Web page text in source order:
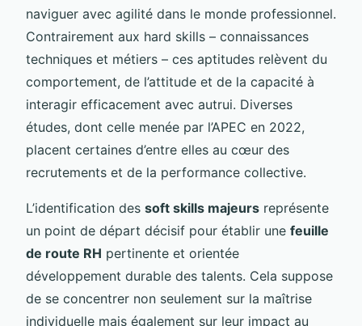
naviguer avec agilité dans le monde professionnel.
Contrairement aux hard skills – connaissances
techniques et métiers – ces aptitudes relèvent du
comportement, de l’attitude et de la capacité à
interagir efficacement avec autrui. Diverses
études, dont celle menée par l’APEC en 2022,
placent certaines d’entre elles au cœur des
recrutements et de la performance collective.
L’identification des soft skills majeurs représente
un point de départ décisif pour établir une feuille
de route RH pertinente et orientée
développement durable des talents. Cela suppose
de se concentrer non seulement sur la maîtrise
individuelle mais également sur leur impact au